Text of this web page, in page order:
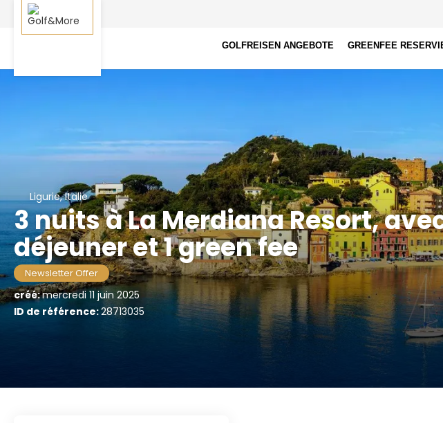
GOLFREISEN ANGEBOTE GREENFEE
Ligurie, Italie
3 nuits à La Merdiana Resort,
déjeuner et 1 green fee
Newsletter Offer
créé:mercredi 11 juin 2025
ID de référence:28713035